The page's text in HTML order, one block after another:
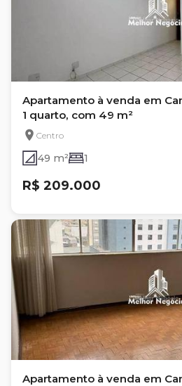
Apartamento à venda em
1 quarto, com 49 m²
Centro
49 m² 1
R$ 209.000
Apartamento à venda em